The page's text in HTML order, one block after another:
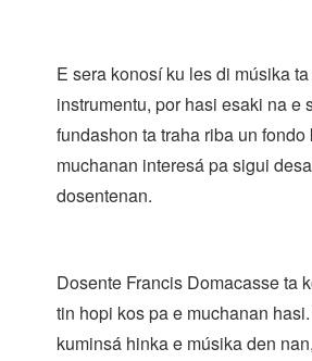
E sera konosí ku les di músika
instrumentu, por hasi esaki na e
fundashon ta traha riba un
muchanan interesá pa sigui
dosentenan.
Dosente Francis Domacasse ta
tin hopi kos pa e muchanan
kuminsá hinka e músika den